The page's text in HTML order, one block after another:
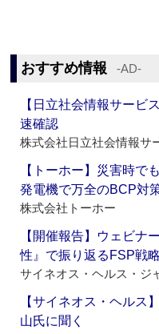
おすすめ情報 ‐AD‐
【日立社会情報サービ
速確認
株式会社日立社会情報サ
【トーホー】災害時
発電機で万全のBCP対
株式会社トーホー
【開催報告】ウェビナ
性』で振り返るFSP戦略
サイネオス・ヘルス・ジ
【サイネオス・ヘル
山氏に聞く